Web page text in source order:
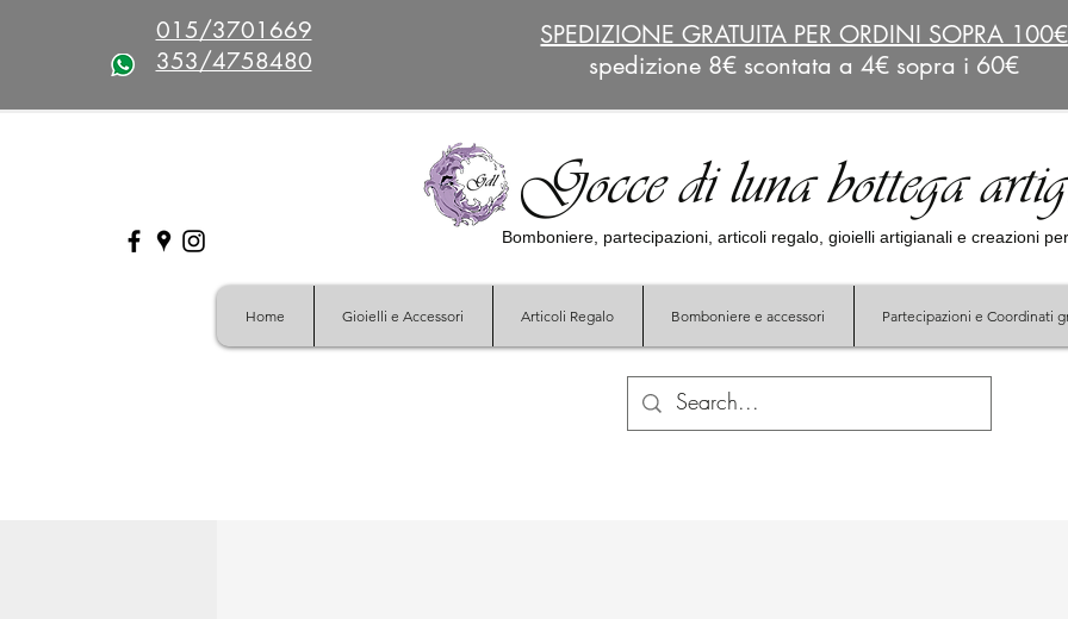
015/3701669
353/4758480
SPEDIZIONE GRATUITA PER ORDINI SOPRA 100€
spedizione 8€ scontata a 4€ sopra i 60€
Gocce di luna bottega
Bomboniere, partecipazioni, articoli regalo, gioielli artigianali e creazioni
Home Gioielli e Accessori Articoli Regalo Bomboniere e accessori Partecipazioni e Coordinati